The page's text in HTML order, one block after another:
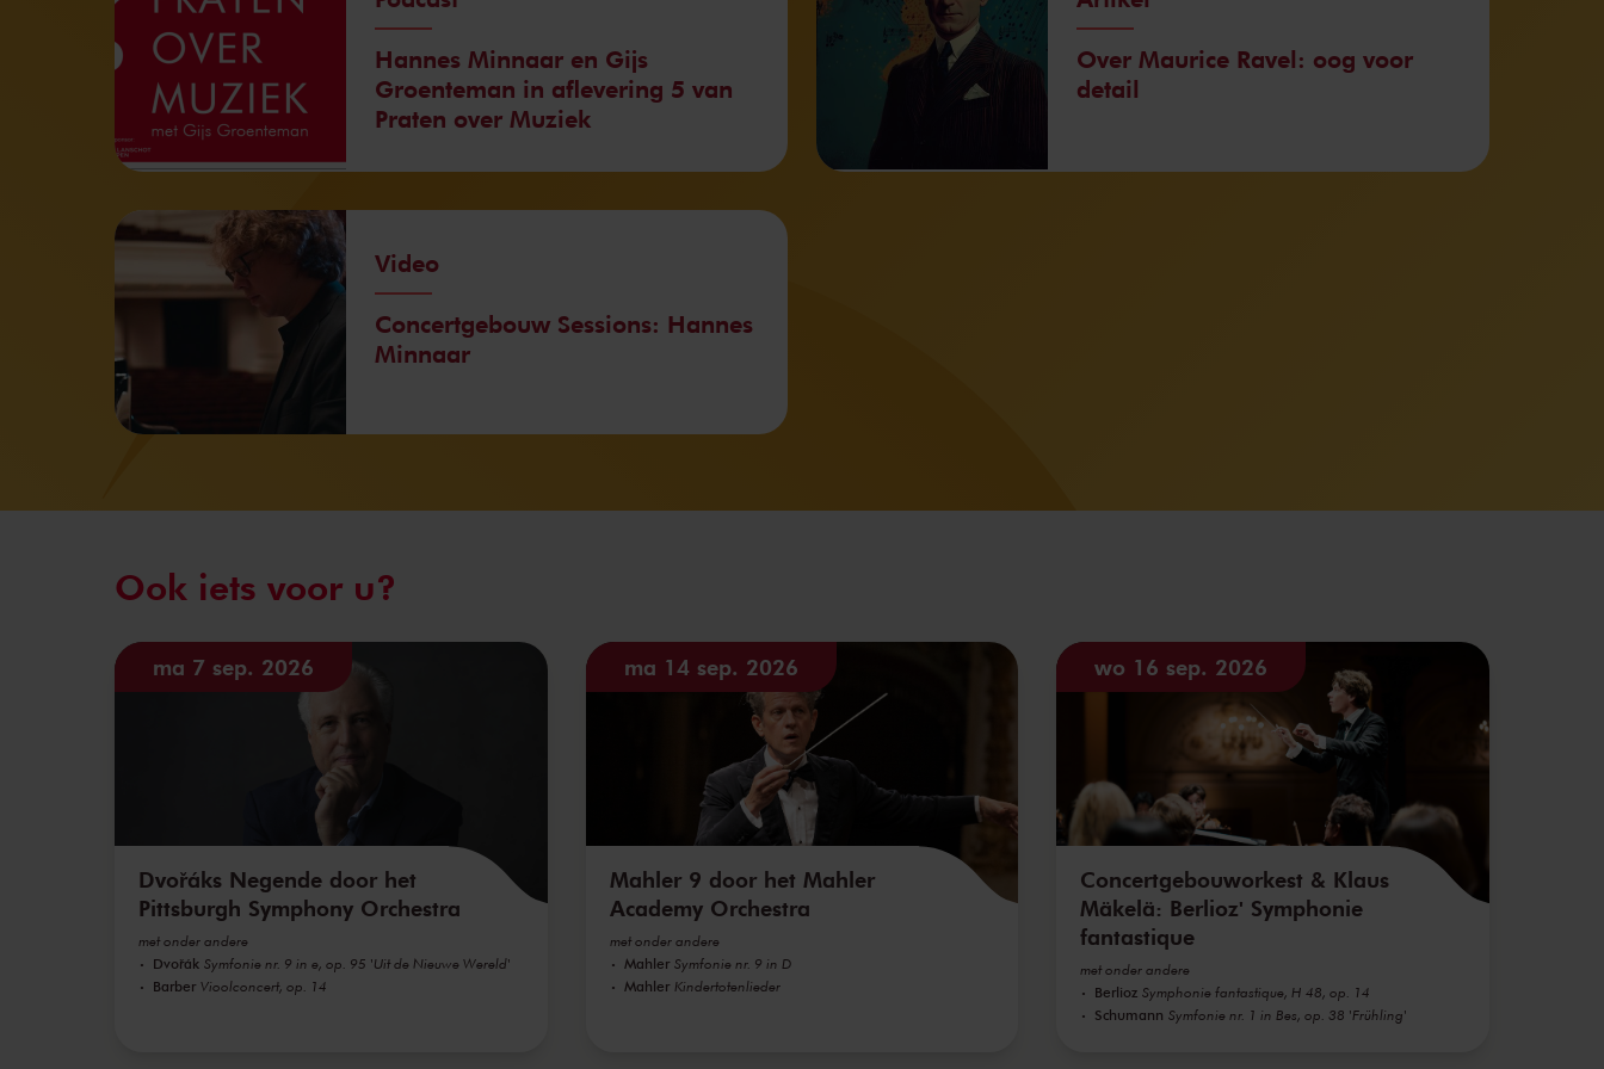
Hannes Minnaar en Gijs
Groenteman in aflevering 5 van
Praten over Muziek
Over Maurice Ravel: oog voor
detail
Video
Concertgebouw Sessions: Hannes
Minnaar
Ook iets voor u?
ma 7 sep. 2026
Dvořáks Negende door het
Pittsburgh Symphony Orchestra
met onder andere
Dvořák Symfonie nr. 9 in e, op. 95 'Uit de Nieuwe Wereld'
Barber Vioolconcert, op. 14
ma 14 sep. 2026
Mahler 9 door het Mahler
Academy Orchestra
met onder andere
Mahler Symfonie nr. 9 in D
Mahler Kindertotenlieder
wo 16 sep. 2026
Concertgebouworkest & Klaus
Mäkelä: Berlioz' Symphonie
fantastique
met onder andere
Berlioz Symphonie fantastique, H 48, op. 14
Schumann Symfonie nr. 1 in Bes, op. 38 'Frühling'